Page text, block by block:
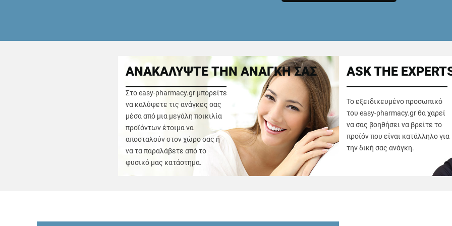
ΑΝΑΚΑΛΥΨΤΕ ΤΗΝ ΑΝΑΓΚΗ ΣΑΣ
Στο easy-pharmacy.gr μπορείτε
να καλύψετε τις ανάγκες σας
μέσα από μια μεγάλη ποικιλία
προϊόντων έτοιμα να
αποσταλούν στον χώρο σας ή
να τα παραλάβετε από το
φυσικό μας κατάστημα.
ASK THE
Το εξειδικευμένο προσωπικό
του easy-pharmacy.gr θα χαρεί
να σας βοηθήσει να βρείτε το
προϊόν που είναι κατάλληλο για
την δική σας ανάγκη.